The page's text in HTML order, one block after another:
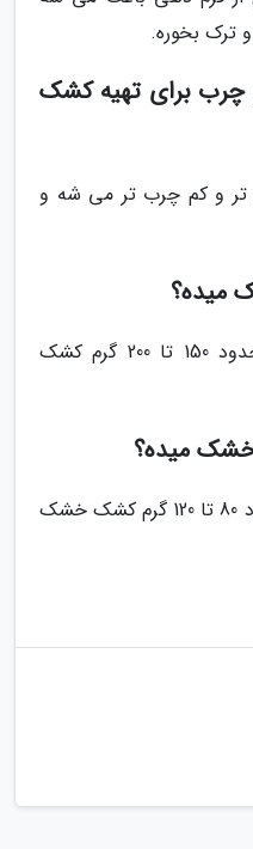
ترک بخوره.
چرب برای تهیه کشک
تر و کم چرب تر می شه و
میده؟
هر کیلو ماست پرچرب تازه، حدود 150 تا 200 گرم کشک
میده؟
تقریبا از هر کیلو دوغ ترش حدود 80 تا 120 گرم کشک خشک